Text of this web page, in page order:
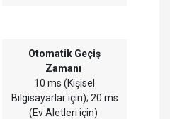
Otomatik Geçiş
Zamanı
10 ms (Kişisel
Bilgisayarlar için); 20 ms
(Ev Aletleri için)